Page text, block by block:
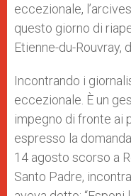
eccezionale,
questo giorno di
Etienne-du-Rouvray,
Incontrando i
eccezionale. È un
impegno di fronte ai
espresso la
14 agosto scorso a
Santo Padre,